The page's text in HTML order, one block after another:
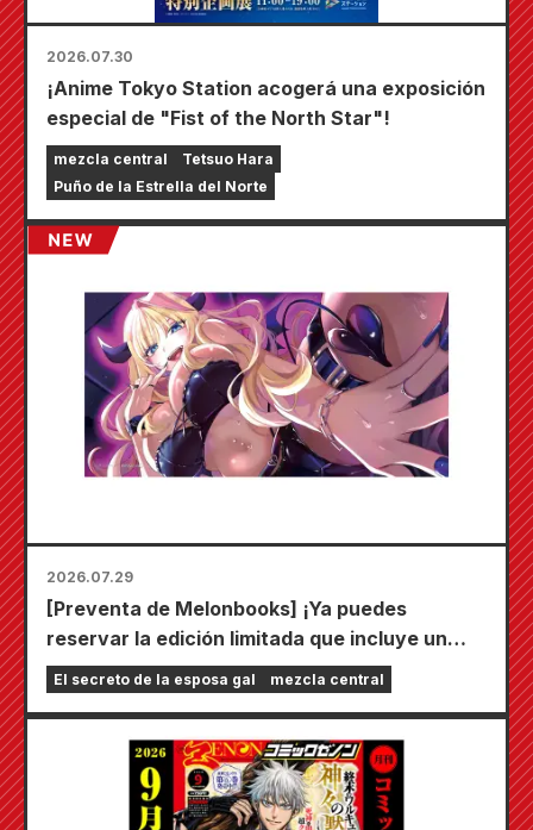
2026.07.30
¡Anime Tokyo Station acogerá una exposición
especial de "Fist of the North Star"!
mezcla central
Tetsuo Hara
Puño de la Estrella del Norte
2026.07.29
[Preventa de Melonbooks] ¡Ya puedes
reservar la edición limitada que incluye un
tapete de juego especial con una ilustración
deslumbrante de Fuyuki Tojo dibujada por
novia" saldrá a la venta el 20 de octubre!
El secreto de la esposa gal mezcla central